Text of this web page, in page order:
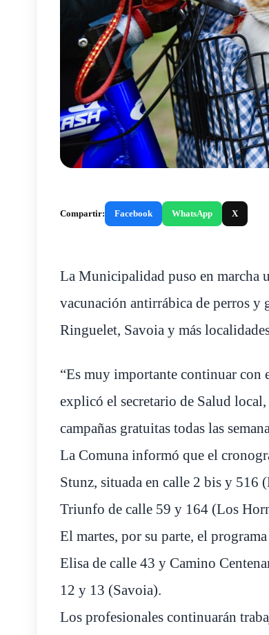
Compartir: Facebook WhatsApp X
La Municipalidad puso en marcha
vacunación antirrábica de perros y
Ringuelet, Savoia y más
“Es muy importante continuar con
explicó el secretario de Salud
campañas gratuitas todas las
La Comuna informó que el
Stunz, situada en calle 2 bis y 516
Triunfo de calle 59 y 164 (Los
El martes, por su parte, el
Elisa de calle 43 y Camino
12 y 13 (Savoia).
Los profesionales continuarán